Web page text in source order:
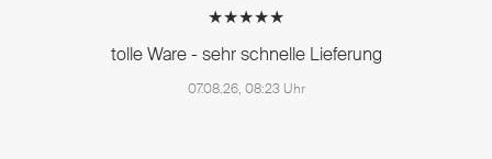
★★★★★
tolle Ware - sehr schnelle Lieferung
07.08.26, 08:23 Uhr